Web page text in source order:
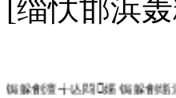
[缁忕邯浜
锔躲劊澶╅亾閰嫟 锔躲劊